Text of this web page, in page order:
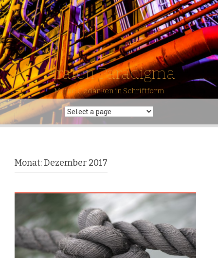
Piraten Paradigma
Meine Gedanken in Schriftform
Monat: Dezember 2017